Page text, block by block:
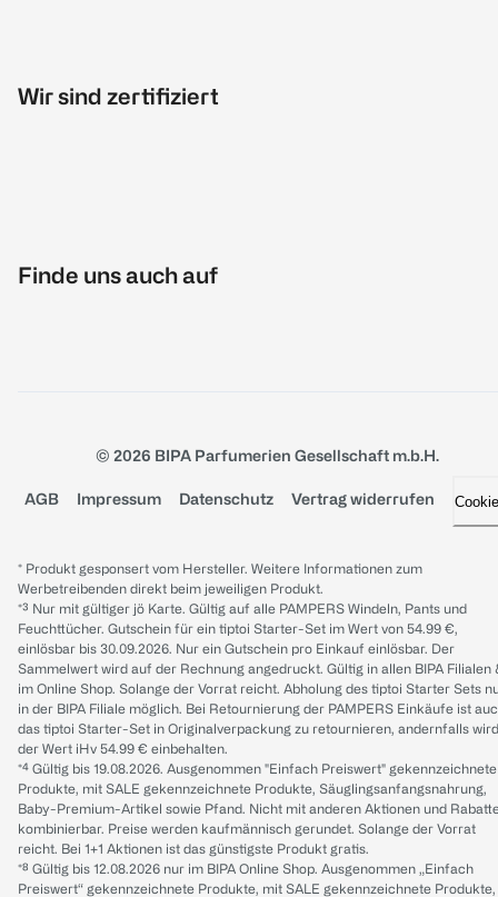
Wir sind zertifiziert
Finde uns auch auf
© 2026 BIPA Parfumerien Gesellschaft m.b.H.
AGB Impressum Datenschutz Vertrag widerrufen
* Produkt gesponsert vom Hersteller. Weitere Informationen zum
Werbetreibenden direkt beim jeweiligen Produkt.
*³ Nur mit gültiger jö Karte. Gültig auf alle PAMPERS Windeln, Pants und
Feuchttücher. Gutschein für ein tiptoi Starter-Set im Wert von 54.99 €,
einlösbar bis 30.09.2026. Nur ein Gutschein pro Einkauf einlösbar. Der
Sammelwert wird auf der Rechnung angedruckt. Gültig in allen BIPA Filialen
im Online Shop. Solange der Vorrat reicht. Abholung des tiptoi Starter Sets
in der BIPA Filiale möglich. Bei Retournierung der PAMPERS Einkäufe ist
das tiptoi Starter-Set in Originalverpackung zu retournieren, andernfalls wird
der Wert iHv 54.99 € einbehalten.
*⁴ Gültig bis 19.08.2026. Ausgenommen "Einfach Preiswert" gekennzeichnete
Produkte, mit SALE gekennzeichnete Produkte, Säuglingsanfangsnahrung,
Baby-Premium-Artikel sowie Pfand. Nicht mit anderen Aktionen und
kombinierbar. Preise werden kaufmännisch gerundet. Solange der Vorrat
reicht. Bei 1+1 Aktionen ist das günstigste Produkt gratis.
*⁸ Gültig bis 12.08.2026 nur im BIPA Online Shop. Ausgenommen „Einfach
Preiswert“ gekennzeichnete Produkte, mit SALE gekennzeichnete Produkte,